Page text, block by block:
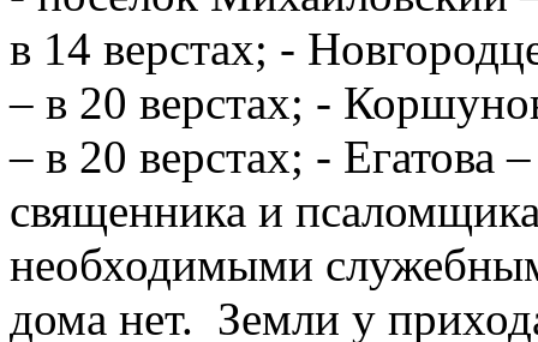
в 14 верстах; -
– в 20 верстах; -
– в 20 верстах; - Егатова
священника и
необходимыми
дома нет. Земли у